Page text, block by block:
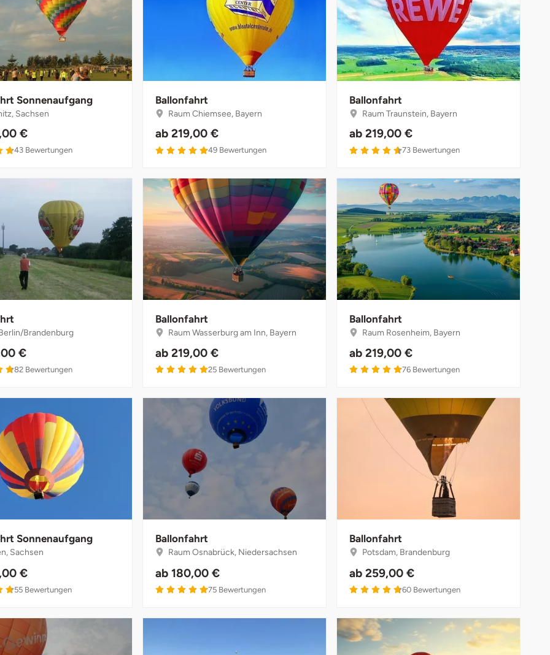
Sonnenaufgang
Sachsen
€
4.8 von 5
43 Bewertungen
Ballonfahrt
Raum Chiemsee, Bayern
ab 219,00 €
4.9 von 5
49 Bewertungen
Ballonfahrt
Raum Traunstein, Bayern
ab 219,00 €
4.6 von 5
73 Bewertungen
Brandenburg
€
4.7 von 5
82 Bewertungen
Ballonfahrt
Raum Wasserburg am Inn, Bayern
ab 219,00 €
5 von 5
25 Bewertungen
Ballonfahrt
Raum Rosenheim, Bayern
ab 219,00 €
4.9 von 5
76 Bewertungen
Sonnenaufgang
Sachsen
€
4.7 von 5
55 Bewertungen
Ballonfahrt
Raum Osnabrück, Niedersachsen
ab 180,00 €
4.9 von 5
75 Bewertungen
Ballonfahrt
Potsdam, Brandenburg
ab 259,00 €
4.7 von 5
60 Bewertungen